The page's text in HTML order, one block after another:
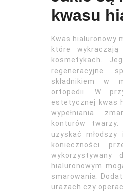
kwasu
Kwas hialuronowy
które
kosmetykach.
regeneracyjne
składnikiem w
ortopedii. W
estetycznej kwas
wypełniania
konturów
uzyskać
konieczności
wykorzystywany
hialuronowym
smarowania.
urazach czy